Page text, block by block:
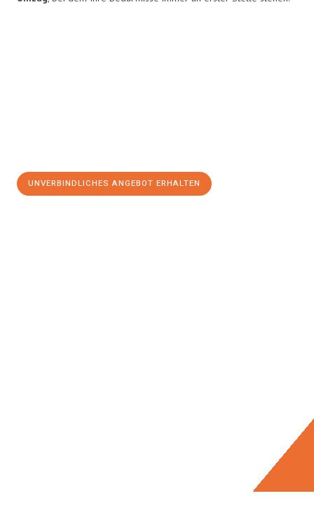
UNVERBINDLICHES ANGEBOT ERHALTEN